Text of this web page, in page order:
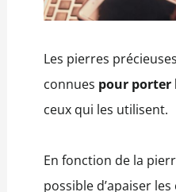
Les pierres
connues pour porter
ceux qui les utilisent.
En fonction de la
possible d’apaiser